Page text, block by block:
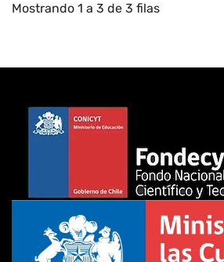
Mostrando 1 a 3 de 3 filas